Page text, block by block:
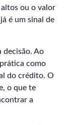
ou o valor
é um sinal de
decisão. Ao
como
do crédito. O
o que te
a